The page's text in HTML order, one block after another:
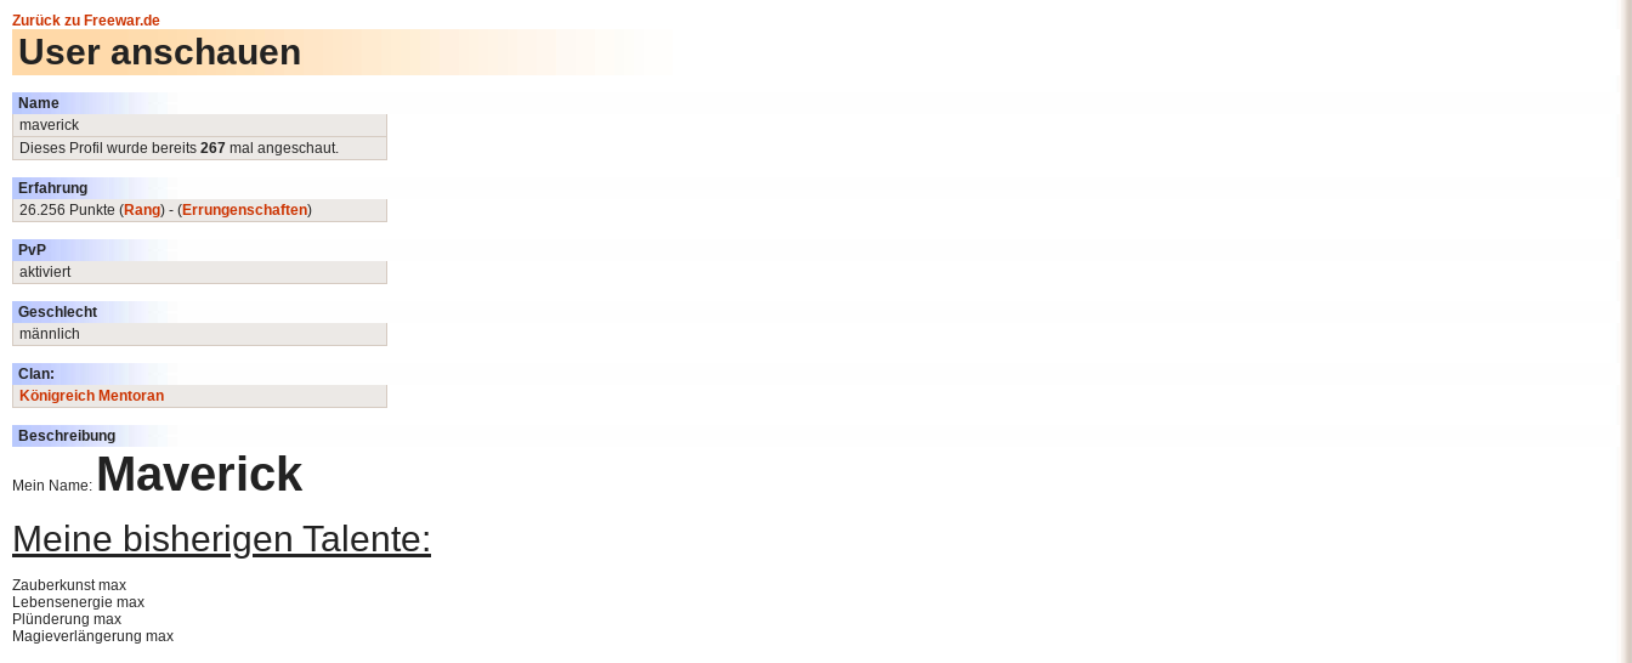
Zurück zu Freewar.de
User anschauen
Name
maverick
Dieses Profil wurde bereits 267 mal angeschaut.
Erfahrung
26.256 Punkte (Rang) - (Errungenschaften)
PvP
aktiviert
Geschlecht
männlich
Clan:
Königreich Mentoran
Beschreibung
Mein Name: Maverick
Meine bisherigen Talente:
Zauberkunst max
Lebensenergie max
Plünderung max
Magieverlängerung max